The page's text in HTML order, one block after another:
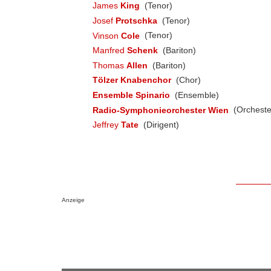
James King
(Tenor)
Josef Protschka (Tenor)
Vinson Cole (Tenor)
Manfred Schenk (Bariton)
Thomas Allen
(Bariton)
Tölzer Knabenchor (Chor)
Ensemble Spinario
(Ensemble)
Radio-Symphonieorchester Wien
Jeffrey Tate (Dirigent)
Anzeige